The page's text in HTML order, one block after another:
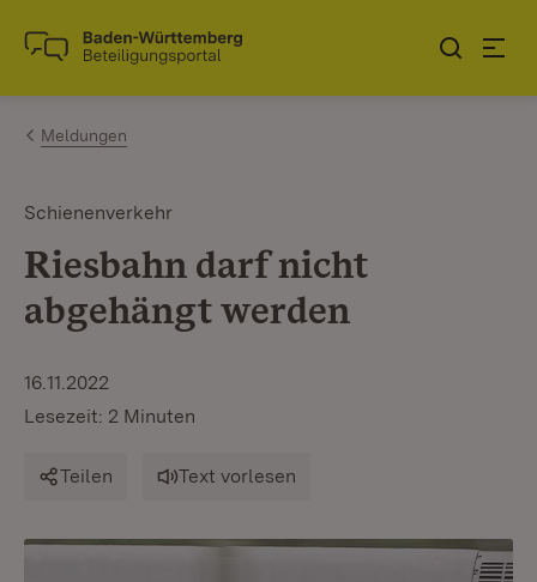
Zum Inhalt springen
Link zur Startseite
Meldungen
Schienenverkehr
Riesbahn darf nicht
abgehängt werden
16.11.2022
Lesezeit: 2 Minuten
Teilen Text vorlesen